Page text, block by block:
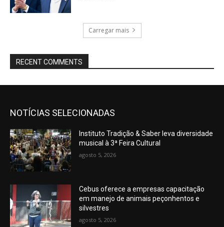
Carregar mais
RECENT COMMENTS
NOTÍCIAS SELECIONADAS
Instituto Tradição & Saber leva diversidade
musical à 3ª Feira Cultural
agosto 5, 2026
Cebus oferece a empresas capacitação
em manejo de animais peçonhentos e
silvestres
agosto 5, 2026